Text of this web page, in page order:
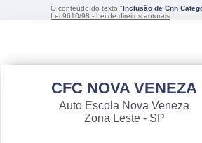
O conteúdo do texto "Inclusão de Cnh
Lei 9610/98 - Lei de direitos autorais
CFC NOVA VENEZA
Auto Escola Nova Veneza
Zona Leste - SP